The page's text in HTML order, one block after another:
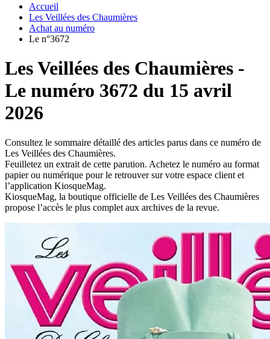
Accueil
Les Veillées des Chaumières
Achat au numéro
Le n°3672
Les Veillées des Chaumières -
Le numéro 3672 du 15 avril
2026
Consultez le sommaire détaillé des articles parus dans ce numéro de
Les Veillées des Chaumières.
Feuilletez un extrait de cette parution. Achetez le numéro au format
papier ou numérique pour le retrouver sur votre espace client et
l’application KiosqueMag.
KiosqueMag, la boutique officielle de Les Veillées des Chaumières
propose l’accès le plus complet aux archives de la revue.